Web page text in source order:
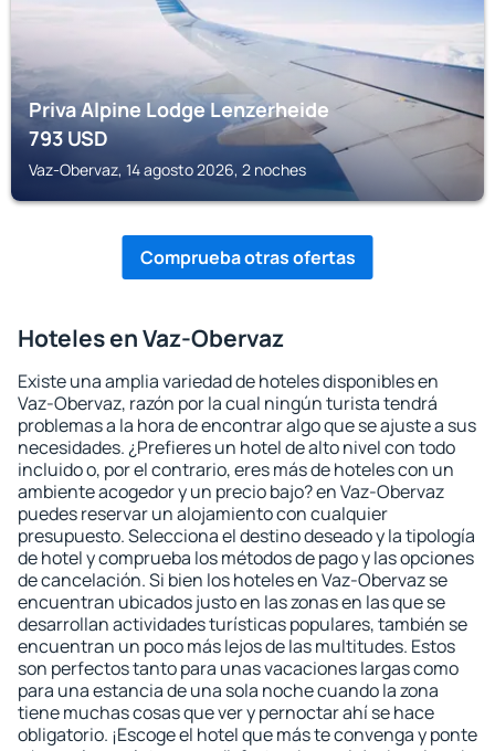
Priva Alpine Lodge Lenzerheide
793USD
Vaz-Obervaz, 14 agosto 2026, 2 noches
Comprueba otras ofertas
Hoteles en Vaz-Obervaz
Existe una amplia variedad de hoteles disponibles en
Vaz-Obervaz, razón por la cual ningún turista tendrá
problemas a la hora de encontrar algo que se ajuste a sus
necesidades. ¿Prefieres un hotel de alto nivel con todo
incluido o, por el contrario, eres más de hoteles con un
ambiente acogedor y un precio bajo? en Vaz-Obervaz
puedes reservar un alojamiento con cualquier
presupuesto. Selecciona el destino deseado y la tipología
de hotel y comprueba los métodos de pago y las opciones
de cancelación. Si bien los hoteles en Vaz-Obervaz se
encuentran ubicados justo en las zonas en las que se
desarrollan actividades turísticas populares, también se
encuentran un poco más lejos de las multitudes. Estos
son perfectos tanto para unas vacaciones largas como
para una estancia de una sola noche cuando la zona
tiene muchas cosas que ver y pernoctar ahí se hace
obligatorio. ¡Escoge el hotel que más te convenga y ponte